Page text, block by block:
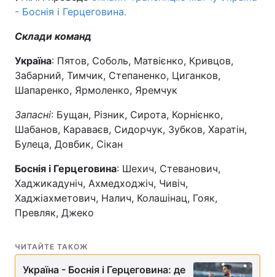
- Боснія і Герцеговина.
Склади команд
Україна: Пятов, Соболь, Матвієнко, Кривцов,
Забарний, Тимчик, Степаненко, Циганков,
Шапаренко, Ярмоленко, Яремчук
Запасні: Бущан, Різник, Сирота, Корнієнко,
Шабанов, Караваєв, Сидорчук, Зубков, Харатін,
Булеца, Довбик, Сікан
Боснія і Герцеговина: Шехич, Стеванович,
Хаджикадуніч, Ахмедходжіч, Чивіч,
Хаджіахметович, Налич, Колашінац, Гояк,
Превляк, Джеко
ЧИТАЙТЕ ТАКОЖ
Україна - Боснія і Герцеговина: де